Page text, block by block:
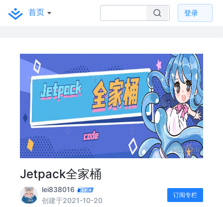
首页 登录
Jetpack全家桶
lei838016
创建于2021-10-20
订阅专栏